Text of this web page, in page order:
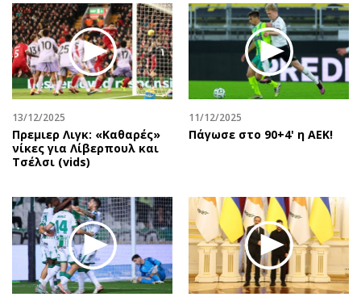
Θέατρο-Χορός
Μουσική
Εικαστικά
Βιβλίο
Χειρόγραφα
Podcasts
Uncut
Προσφορές
Προσωπικότητες στην ''Κ''
Επιστολές
13/12/2025
Πρεμιερ Λιγκ: «Καθαρές»
νίκες για Λίβερπουλ και
Τσέλσι (vids)
11/12/2025
Πάγωσε στο 90+4' η ΑΕΚ!